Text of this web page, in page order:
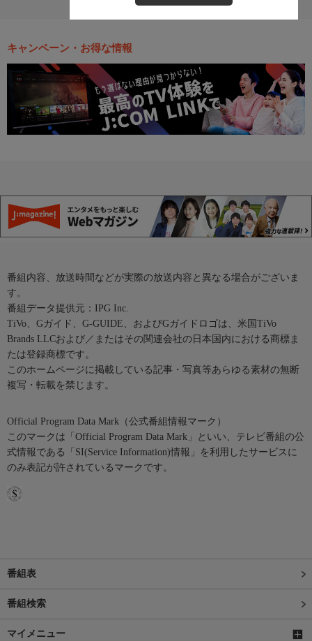
キャンペーン・お得な情報
番組内容、放送時間などが実際の放送内容と異なる場合がございま
す。
番組データ提供元：IPG Inc.
TiVo、Gガイド、G-GUIDE、およびGガイドロゴは、米国TiVo
Brands LLCおよび／またはその関連会社の日本国内における商標ま
たは登録商標です。
このホームページに掲載している記事・写真等あらゆる素材の無断
複写・転載を禁じます。
Official Program Data Mark（公式番組情報マーク）
このマークは「Official Program Data Mark」といい、テレビ番組の公
式情報である「SI(Service Information)情報」を利用したサービスに
のみ表記が許されているマークです。
番組表
番組検索
マイメニュー